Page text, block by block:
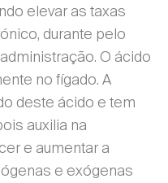
elevar as taxas
durante pelo
O ácido
no fígado. A
deste ácido e tem
auxilia na
e aumentar a
e exógenas